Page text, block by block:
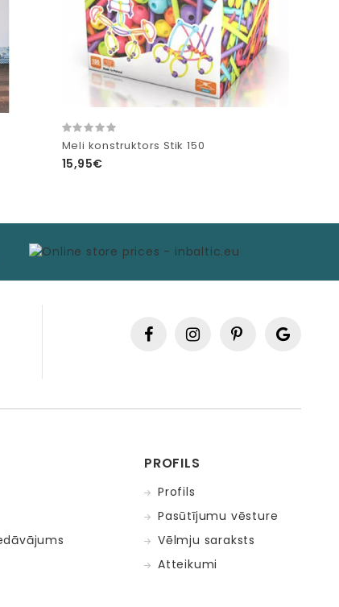
Meli konstruktors Stik 150
15,95€
PROFILS
Profils
Pasūtījumu vēsture
Vēlmju saraksts
Atteikumi